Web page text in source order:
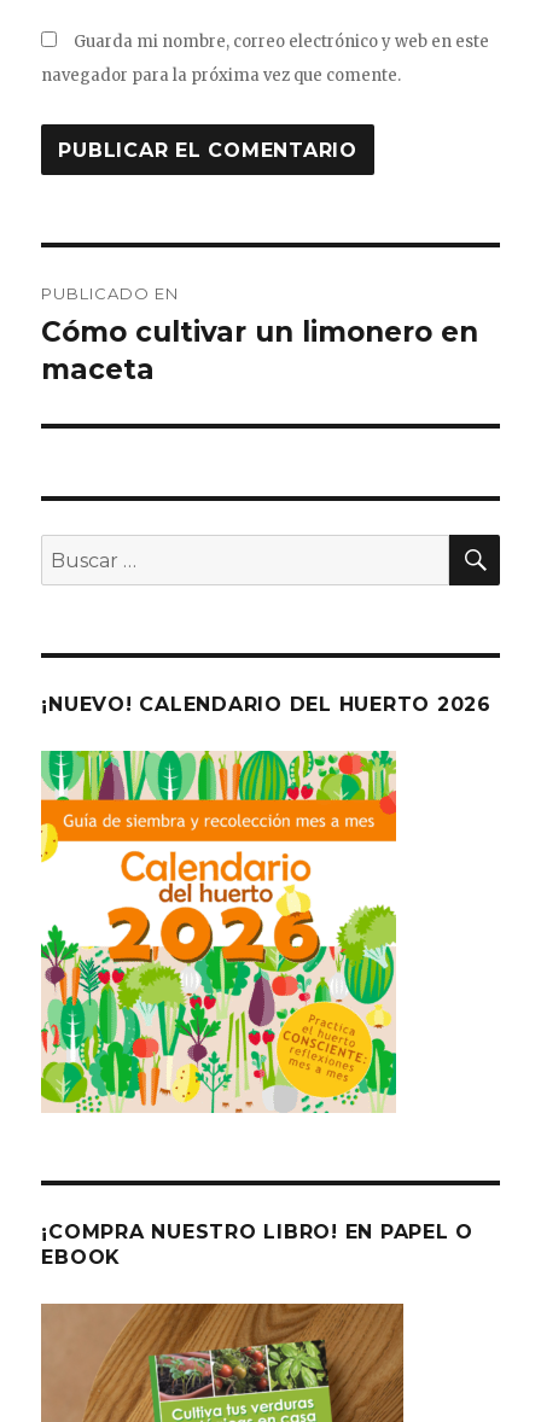
Guarda mi nombre, correo electrónico y web en este
navegador para la próxima vez que comente.
de
entradas
PUBLICADO EN
Cómo cultivar un limonero en
maceta
Buscar
por:
¡NUEVO! CALENDARIO DEL HUERTO 2026
¡COMPRA NUESTRO LIBRO! EN PAPEL O
EBOOK